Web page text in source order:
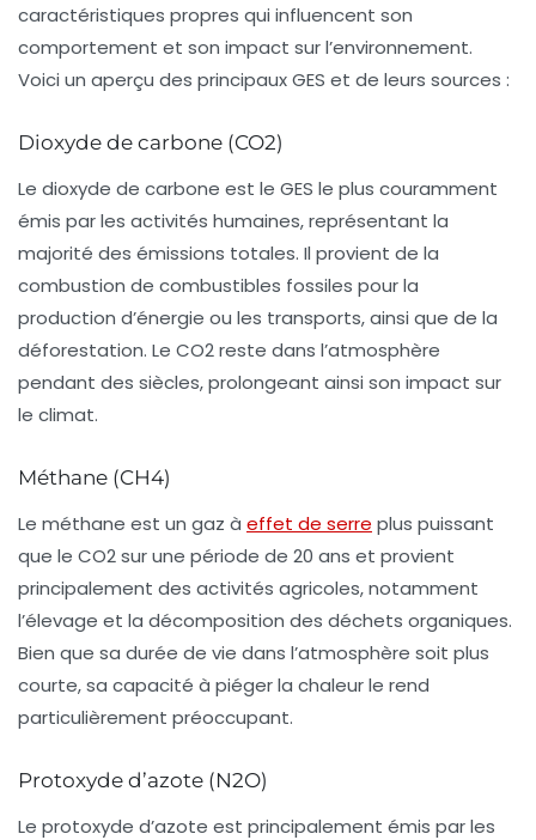
caractéristiques propres qui influencent son
comportement et son impact sur l’environnement.
Voici un aperçu des principaux GES et de leurs sources :
Dioxyde de carbone (CO2)
Le dioxyde de carbone est le GES le plus couramment
émis par les activités humaines, représentant la
majorité des émissions totales. Il provient de la
combustion de combustibles fossiles pour la
production d’énergie ou les transports, ainsi que de la
déforestation. Le CO2 reste dans l’atmosphère
pendant des siècles, prolongeant ainsi son impact sur
le climat.
Méthane (CH4)
Le méthane est un gaz à effet de serre plus puissant
que le CO2 sur une période de 20 ans et provient
principalement des activités agricoles, notamment
l’élevage et la décomposition des déchets organiques.
Bien que sa durée de vie dans l’atmosphère soit plus
courte, sa capacité à piéger la chaleur le rend
particulièrement préoccupant.
Protoxyde d’azote (N2O)
Le protoxyde d’azote est principalement émis par les